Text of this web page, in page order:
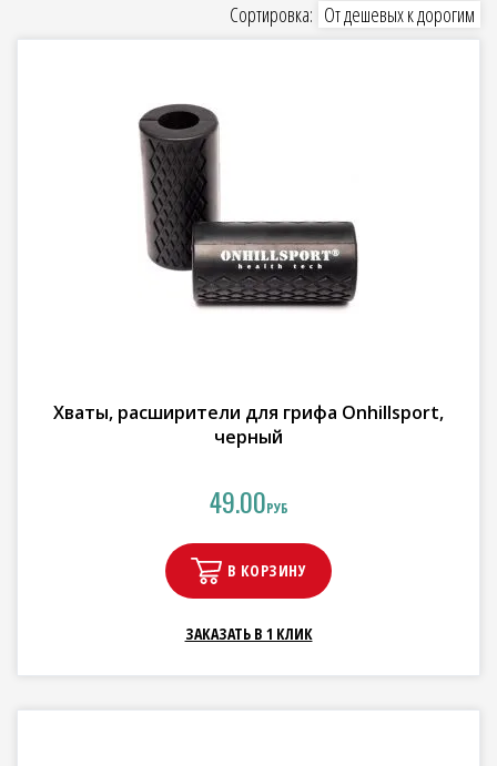
Сортировка: От дешевых к дорогим
Хваты, расширители для грифа Onhillsport,
черный
49.00РУБ
В КОРЗИНУ
ЗАКАЗАТЬ В 1 КЛИК